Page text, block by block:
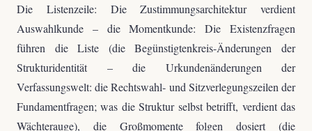
Die Listenzeile: Die Zustimmungsarchitektur verdient
Auswahlkunde – die Momentkunde: Die Existenzfragen
führen die Liste (die Begünstigtenkreis-Änderungen der
Strukturidentität – die Urkundenänderungen der
Verfassungswelt: die Rechtswahl- und Sitzverlegungszeilen der
Fundamentfragen; was die Struktur selbst betrifft, verdient das
Wächterauge), die Großmomente folgen dosiert (die